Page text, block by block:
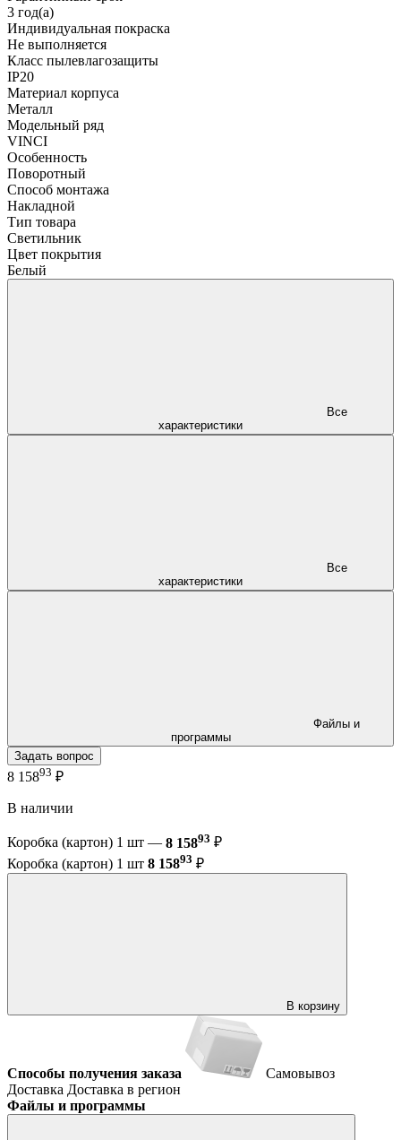
3 год(а)
Индивидуальная покраска
Не выполняется
Класс пылевлагозащиты
IP20
Материал корпуса
Металл
Модельный ряд
VINCI
Особенность
Поворотный
Способ монтажа
Накладной
Тип товара
Светильник
Цвет покрытия
Белый
характеристики
характеристики
программы
Задать вопрос
8 15893 ₽
В наличии
Коробка (картон) 1 шт — 8 15893 ₽
Коробка (картон) 1 шт 8 15893 ₽
В корзину
Способы получения заказа
Самовывоз
Доставка Доставка в регион
Файлы и программы